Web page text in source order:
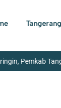
Pemkab
Sambungan Air